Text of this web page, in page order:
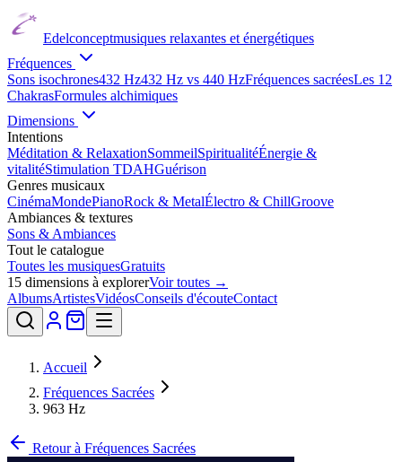
Edelconceptmusiques relaxantes et énergétiques
Fréquences
Sons isochrones432 Hz432 Hz vs 440 HzFréquences sacréesLes 12
ChakrasFormules alchimiques
Dimensions
Intentions
Méditation & RelaxationSommeilSpiritualitéÉnergie &
vitalitéStimulation TDAHGuérison
Genres musicaux
CinémaMondePianoRock & MetalÉlectro & ChillGroove
Ambiances & textures
Sons & Ambiances
Tout le catalogue
Toutes les musiquesGratuits
15 dimensions à explorerVoir toutes →
AlbumsArtistesVidéosConseils d'écouteContact
Accueil
Fréquences Sacrées
963 Hz
Retour à Fréquences Sacrées